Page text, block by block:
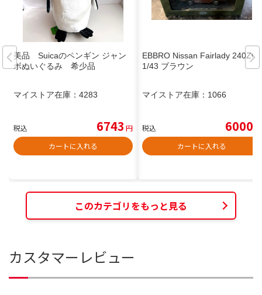
美品 Suicaのペンギン ジャン
ボぬいぐるみ 希少品
マイストア在庫： 4283
税込 6743 円
カートに入れる
EBBRO Nissan Fairlady 240ZG
1/43 ブラウン
マイストア在庫： 1066
税込 6000
カートに入れる
このカテゴリをもっと見る
カスタマーレビュー